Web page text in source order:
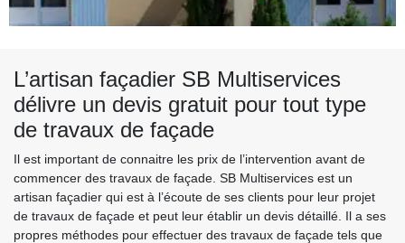
L’artisan façadier SB Multiservices
délivre un devis gratuit pour tout type
de travaux de façade
Il est important de connaitre les prix de l’intervention avant de
commencer des travaux de façade. SB Multiservices est un
artisan façadier qui est à l’écoute de ses clients pour leur projet
de travaux de façade et peut leur établir un devis détaillé. Il a ses
propres méthodes pour effectuer des travaux de façade tels que